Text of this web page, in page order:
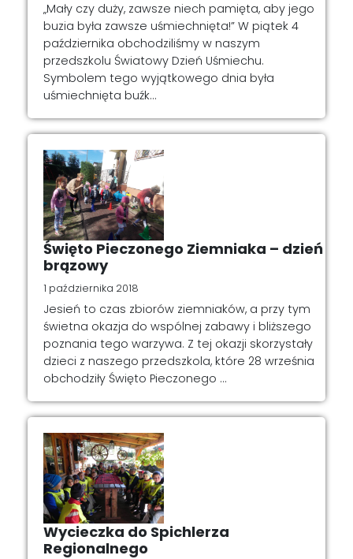
„Mały czy duży, zawsze niech pamięta, aby jego
buzia była zawsze uśmiechnięta!” W piątek 4
października obchodziliśmy w naszym
przedszkolu Światowy Dzień Uśmiechu.
Symbolem tego wyjątkowego dnia była
uśmiechnięta buźk...
Święto Pieczonego Ziemniaka – dzień
brązowy
1 października 2018
Jesień to czas zbiorów ziemniaków, a przy tym
świetna okazja do wspólnej zabawy i bliższego
poznania tego warzywa. Z tej okazji skorzystały
dzieci z naszego przedszkola, które 28 września
obchodziły Święto Pieczonego ...
Wycieczka do Spichlerza
Regionalnego